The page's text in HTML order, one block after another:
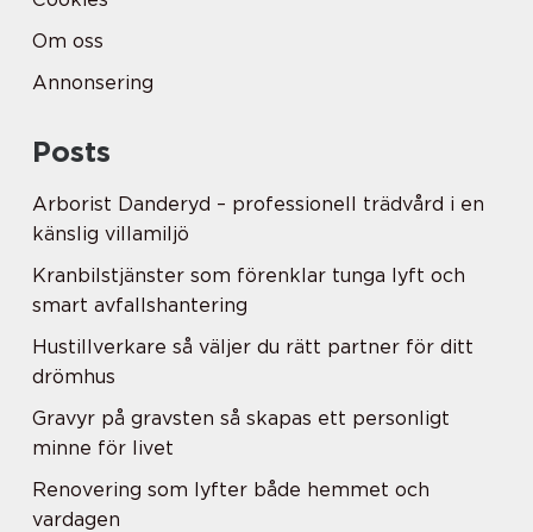
Om oss
Annonsering
Posts
Arborist Danderyd – professionell trädvård i en
känslig villamiljö
Kranbilstjänster som förenklar tunga lyft och
smart avfallshantering
Hustillverkare så väljer du rätt partner för ditt
drömhus
Gravyr på gravsten så skapas ett personligt
minne för livet
Renovering som lyfter både hemmet och
vardagen